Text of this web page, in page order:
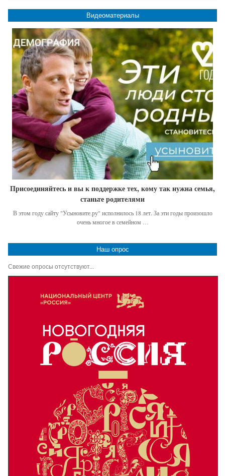
Видеоматериалы
Присоединяйтесь и вы к поддержке тех, кому так нужна семья,
станьте родителями
В этом году сайту "Усыновите.ру" исполнилось 18 лет. За эти годы произошло
очень многое в семейном …
Наш опрос
Свежие опросы отсутствуют...